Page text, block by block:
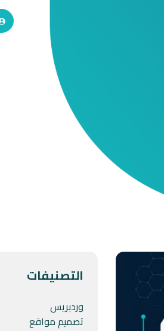
التصنيفات
وردبريس
تصميم مواقع